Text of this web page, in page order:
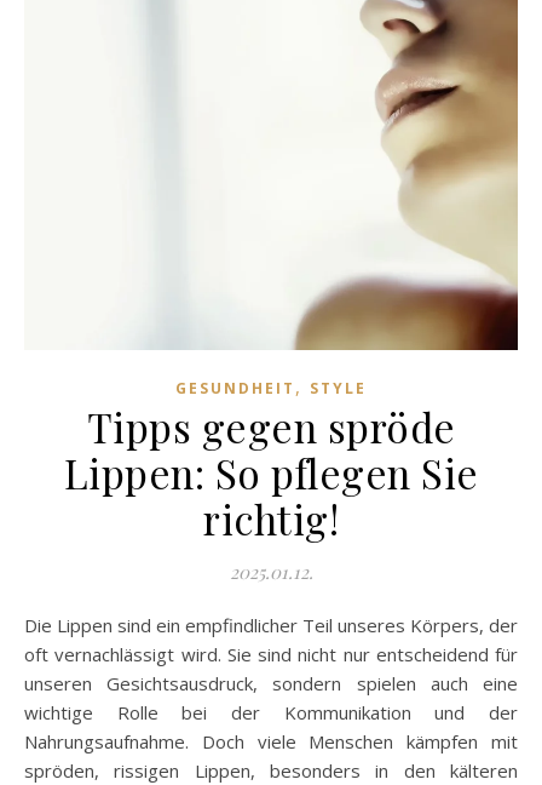
GESUNDHEIT , STYLE
Tipps gegen spröde
Lippen: So pflegen Sie
richtig!
2025.01.12.
Die Lippen sind ein empfindlicher Teil unseres Körpers, der
oft vernachlässigt wird. Sie sind nicht nur entscheidend für
unseren Gesichtsausdruck, sondern spielen auch eine
wichtige Rolle bei der Kommunikation und der
Nahrungsaufnahme. Doch viele Menschen kämpfen mit
spröden, rissigen Lippen, besonders in den kälteren